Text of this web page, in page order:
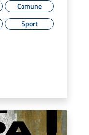
Comune
Sport